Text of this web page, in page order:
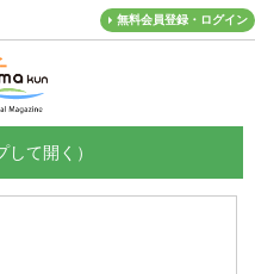
無料会員登録・ログイン
ー